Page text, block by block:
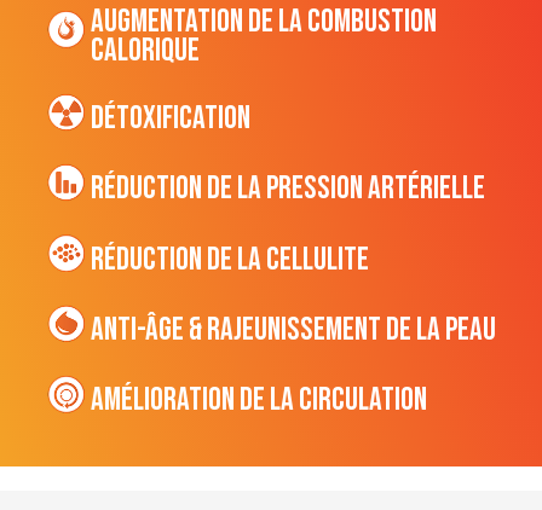
Augmentation de la combustion
CALORIQUE
Détoxification
Réduction de la pression artérielle
Réduction de la cellulite
Anti-âge & Rajeunissement de la peau
Amélioration de la circulation